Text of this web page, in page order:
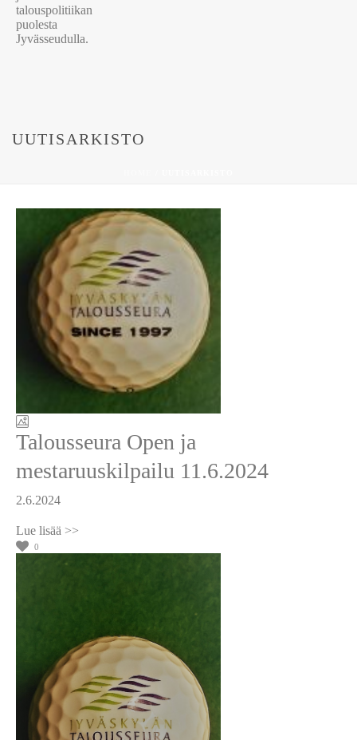
UUTISARKISTO
Talousseura Open ja
mestaruuskilpailu 11.6.2024
2.6.2024
0